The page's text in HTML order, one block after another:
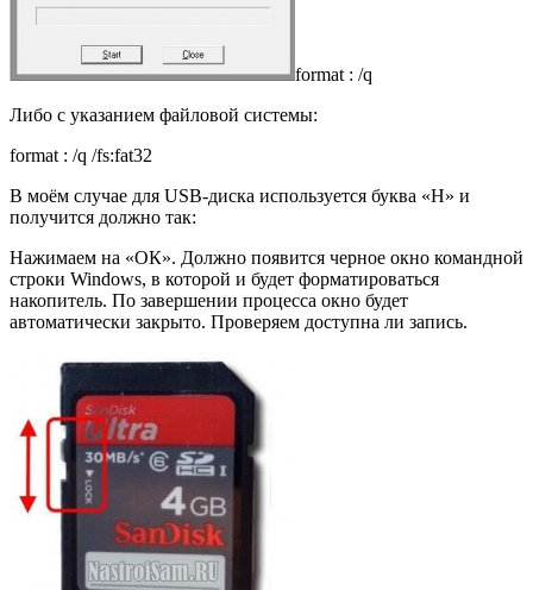
format : /q
Либо с указанием файловой системы:
format : /q /fs:fat32
В моём случае для USB-диска используется буква «H» и
получится должно так:
Нажимаем на «ОК». Должно появится черное окно командной
строки Windows, в которой и будет форматироваться
накопитель. По завершении процесса окно будет
автоматически закрыто. Проверяем доступна ли запись.